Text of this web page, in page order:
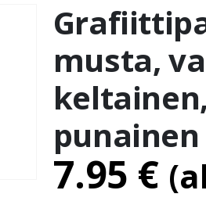
musta,
punainen
7.95 €